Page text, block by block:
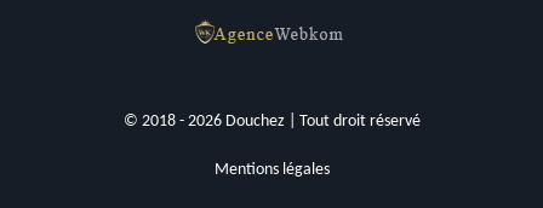
© 2018 - 2026 Douchez | Tout droit réservé
Mentions légales